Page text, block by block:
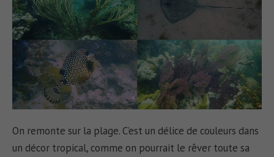
On remonte sur la plage. C’est un délice de couleurs dans
un décor tropical, comme on pourrait le rêver toute sa